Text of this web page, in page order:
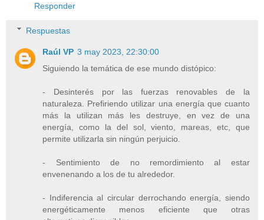
Responder
Respuestas
Raúl VP 3 may 2023, 22:30:00
Siguiendo la temática de ese mundo distópico:
- Desinterés por las fuerzas renovables de la
naturaleza. Prefiriendo utilizar una energía que cuanto
más la utilizan más les destruye, en vez de una
energía, como la del sol, viento, mareas, etc, que
permite utilizarla sin ningún perjuicio.
- Sentimiento de no remordimiento al estar
envenenando a los de tu alrededor.
- Indiferencia al circular derrochando energía, siendo
energéticamente menos eficiente que otras